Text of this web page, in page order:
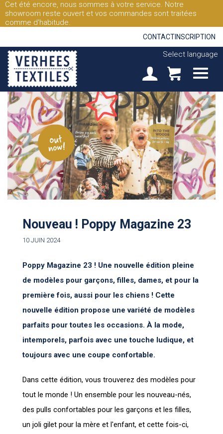
Cet été encore, nous sommes à votre service. Notre
showroom reste ouvert et vos commandes sont traitées
comme d'habitude.
CONTACT INSCRIPTION
Select language
Nouveau ! Poppy Magazine 23
10 JUIN 2024
Poppy Magazine 23 ! Une nouvelle édition pleine
de modèles pour garçons, filles, dames, et pour la
première fois, aussi pour les chiens ! Cette
nouvelle édition propose une variété de modèles
parfaits pour toutes les occasions. À la mode,
intemporels, parfois avec une touche ludique, et
toujours avec une coupe confortable.
Dans cette édition, vous trouverez des modèles pour
tout le monde ! Un ensemble pour les nouveau-nés,
des pulls confortables pour les garçons et les filles,
un joli gilet pour la mère et l'enfant, et cette fois-ci,